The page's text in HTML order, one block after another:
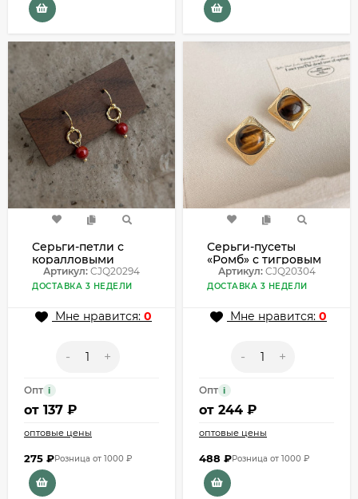
Серьги-петли с
коралловыми
бусинами
CJQ20294
Артикул: CJQ20294
ДОСТАВКА 3 НЕДЕЛИ
Мне нравится: 0
- +
Опт i
от 137 ₽
оптовые цены
275 ₽Розница от 1000 ₽
Серьги-пусеты
«Ромб» с тигровым
глазом CJQ20304
Артикул:CJQ20304
ДОСТАВКА 3 НЕДЕЛИ
Мне нравится: 0
- +
Опт i
от 244 ₽
оптовые цены
488 ₽Розница от 1000 ₽